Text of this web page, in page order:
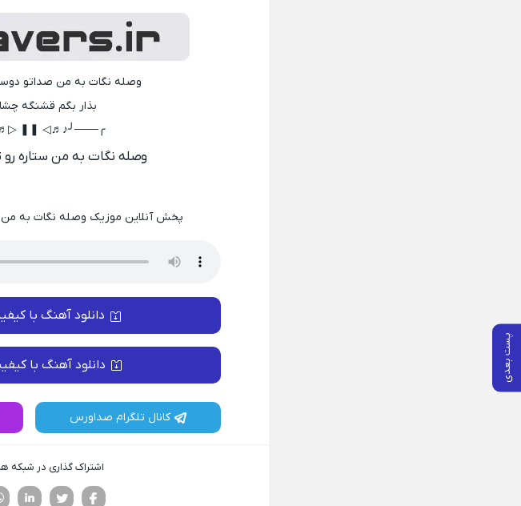
پست بعدی
وصله نگات به من صداتو
بذار بگم قشنگه
❚❚ ▷♬♪╰───╮
وصله نگات به من ستاره رو
پخش آنلاین موزیک وصله نگات به من
دانلود آهنگ با کیفیت
دانلود آهنگ با
کانال تلگرام صداورس
اشتراک گذاری در شبکه
فیسوک